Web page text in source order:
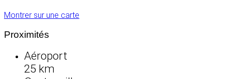
Montrer sur une carte
Proximités
Aéroport
25 km